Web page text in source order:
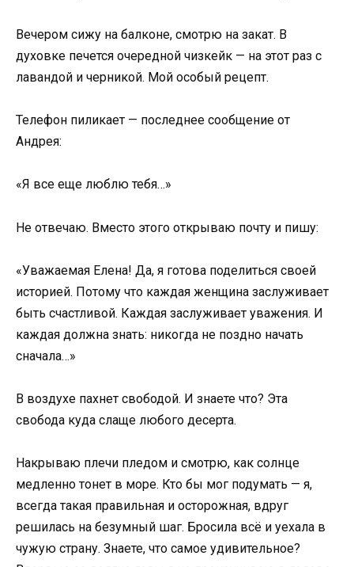
Вечером сижу на балконе, смотрю на закат. В
духовке печется очередной чизкейк — на этот раз с
лавандой и черникой. Мой особый рецепт.
Телефон пиликает — последнее сообщение от
Андрея:
«Я все еще люблю тебя…»
Не отвечаю. Вместо этого открываю почту и пишу:
«Уважаемая Елена! Да, я готова поделиться своей
историей. Потому что каждая женщина заслуживает
быть счастливой. Каждая заслуживает уважения. И
каждая должна знать: никогда не поздно начать
сначала…»
В воздухе пахнет свободой. И знаете что? Эта
свобода куда слаще любого десерта.
Накрываю плечи пледом и смотрю, как солнце
медленно тонет в море. Кто бы мог подумать — я,
всегда такая правильная и осторожная, вдруг
решилась на безумный шаг. Бросила всё и уехала в
чужую страну. Знаете, что самое удивительное?